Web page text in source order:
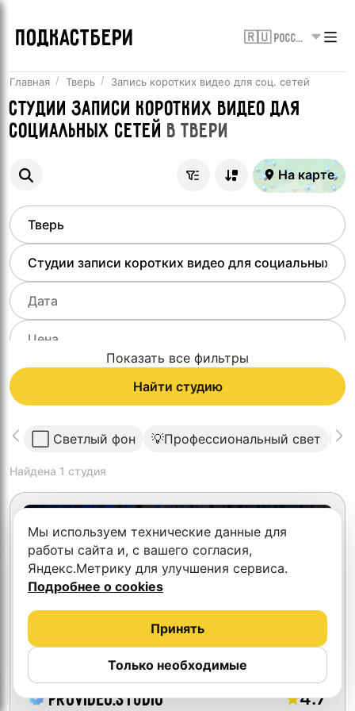
ПОДКАСТБЕРИ 🇷🇺 Россия
Главная Тверь Запись коротких видео для соц. сетей
Студии записи коротких видео для
социальных сетей вТвери
На карте
Показать все фильтры
Найти студию
⬜️ Светлый фон 💡Профессиональный свет 🏷
Найдена 1 студия
ProVideo.studio 4.7
Мы используем технические данные для
работы сайта и, с вашего согласия,
Яндекс.Метрику для улучшения сервиса.
Подробнее о cookies
Только необходимые
Принять